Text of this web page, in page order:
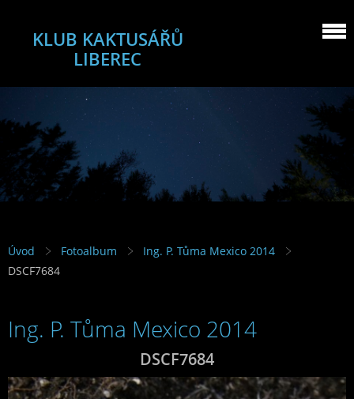
KLUB KAKTUSÁŘŮ
LIBEREC
Úvod Fotoalbum
Ing. P. Tůma Mexico 2014
DSCF7684
Ing. P. Tůma Mexico 2014
DSCF7684